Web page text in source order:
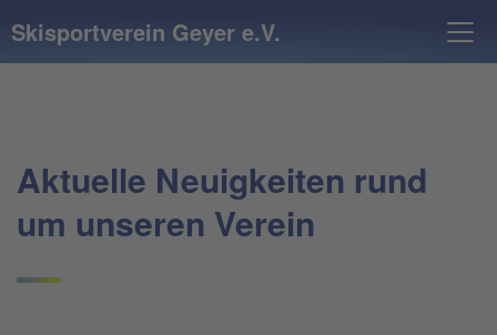
Skisportverein Geyer e.V.
Aktuelle Neuigkeiten rund
um unseren Verein